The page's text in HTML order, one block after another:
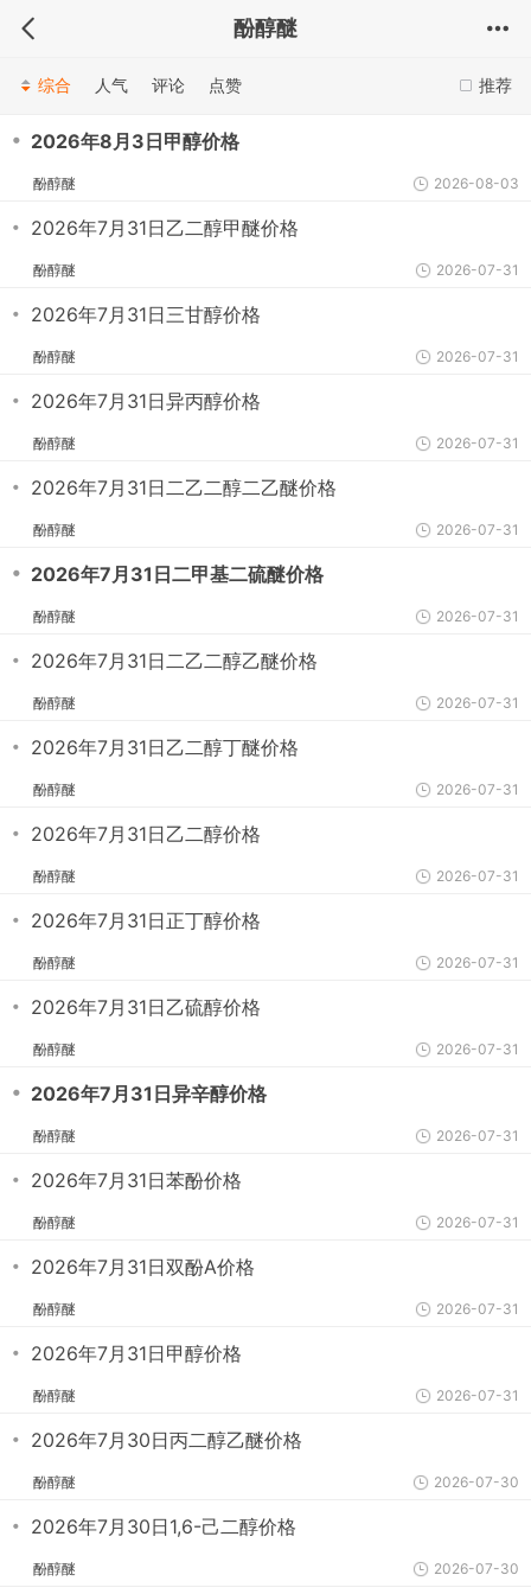
酚醇醚
推荐
综合 人气 评论 点赞
・ 2026年8月3日甲醇价格
酚醇醚 2026-08-03
・ 2026年7月31日乙二醇甲醚价格
酚醇醚 2026-07-31
・ 2026年7月31日三甘醇价格
酚醇醚 2026-07-31
・ 2026年7月31日异丙醇价格
酚醇醚 2026-07-31
・ 2026年7月31日二乙二醇二乙醚价格
酚醇醚 2026-07-31
・ 2026年7月31日二甲基二硫醚价格
酚醇醚 2026-07-31
・ 2026年7月31日二乙二醇乙醚价格
酚醇醚 2026-07-31
・ 2026年7月31日乙二醇丁醚价格
酚醇醚 2026-07-31
・ 2026年7月31日乙二醇价格
酚醇醚 2026-07-31
・ 2026年7月31日正丁醇价格
酚醇醚 2026-07-31
・ 2026年7月31日乙硫醇价格
酚醇醚 2026-07-31
・ 2026年7月31日异辛醇价格
酚醇醚 2026-07-31
・ 2026年7月31日苯酚价格
酚醇醚 2026-07-31
・ 2026年7月31日双酚A价格
酚醇醚 2026-07-31
・ 2026年7月31日甲醇价格
酚醇醚 2026-07-31
・ 2026年7月30日丙二醇乙醚价格
酚醇醚 2026-07-30
・ 2026年7月30日1,6-己二醇价格
酚醇醚 2026-07-30